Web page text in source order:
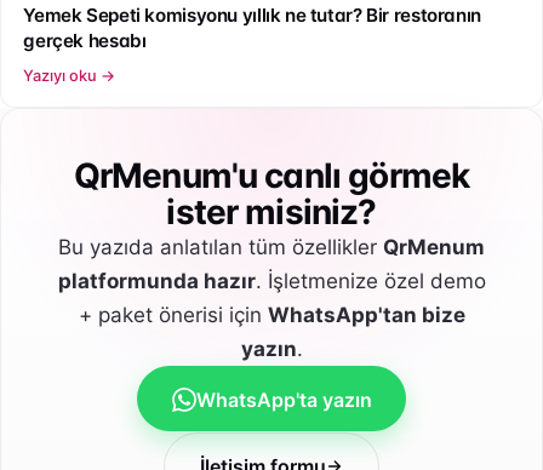
Yemek Sepeti komisyonu yıllık ne tutar? Bir restoranın
gerçek hesabı
Yazıyı oku →
QrMenum'u canlı görmek
ister misiniz?
Bu yazıda anlatılan tüm özellikler QrMenum
platformunda hazır. İşletmenize özel demo
+ paket önerisi için WhatsApp'tan bize
yazın.
WhatsApp'ta yazın